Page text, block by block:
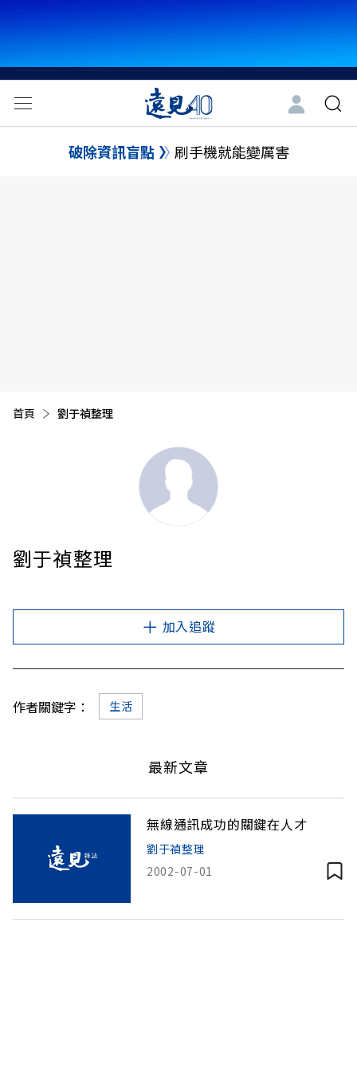
破除資訊盲點 刷手機就能變厲害
首頁 目前頁面：
劉于禎整理
劉于禎整理
加入追蹤
作者關鍵字： 生活
最新文章
無線通訊成功的關鍵在人才
劉于禎整理
2002-07-01